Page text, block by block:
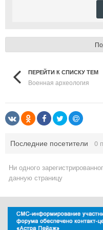
ПЕРЕЙТИ К СПИСКУ ТЕМ
Военная археология
Последние посетители 0
Ни одного
данную страницу